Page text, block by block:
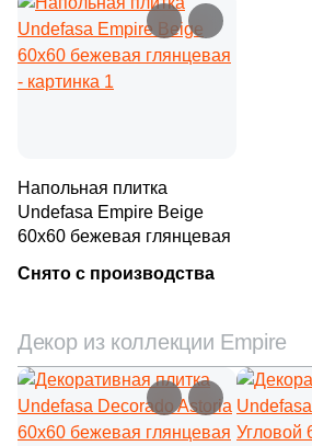
Напольная плитка
Undefasa Empire Beige
60x60 бежевая глянцевая
Снято с производства
Декор из коллекции Empire